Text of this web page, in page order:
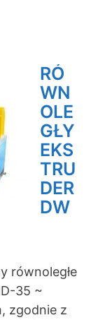
RÓ
WN
OLE
GŁY
EKS
TRU
DER
DW
równoległe
35 ~
zgodnie z